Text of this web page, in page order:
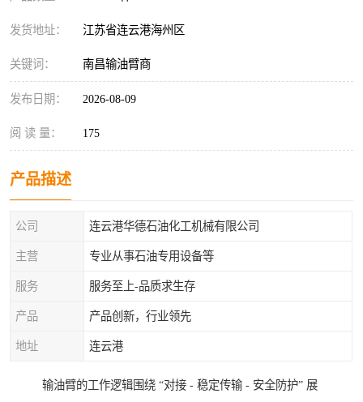
发货地址： 江苏省连云港海州区
关键词： 南昌输油臂商
发布日期： 2026-08-09
阅 读 量： 175
产品描述
公司 连云港华德石油化工机械有限公司
主营 专业从事石油专用设备等
服务 服务至上-品质求生存
产品 产品创新，行业领先
地址 连云港
输油臂的工作逻辑围绕 “对接 - 稳定传输 - 安全防护” 展